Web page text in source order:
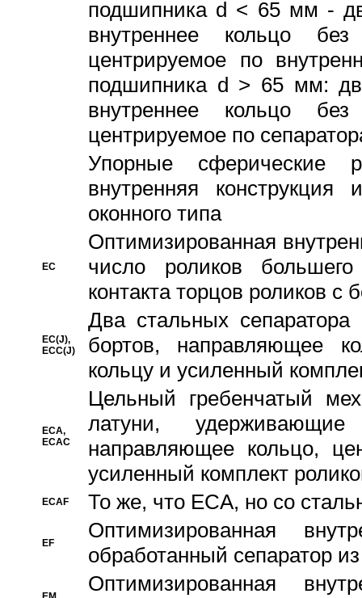
подшипника d < 65 мм -
внутреннее кольцо
центрируемое по
подшипника d > 65 мм:
внутреннее кольцо
центрируемое по
Упорные сферические
внутренняя
оконного типа
EC
Oптимизированная
число роликов
контакта торцов роликов с
EC(J),
ECC(J)
Два стальных сепаратора
бортов, направляющее
кольцу и усиленный
ECA,
ECAC
Цельный гребенчатый
латуни,
направляющее кольцо,
усиленный комплект
ECAF То же, что ECA, но со
EF
Оптимизированная
обработанный сепаратор
Оптимизированная